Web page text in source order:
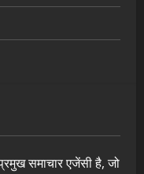
समाचार एजेंसी है, जो